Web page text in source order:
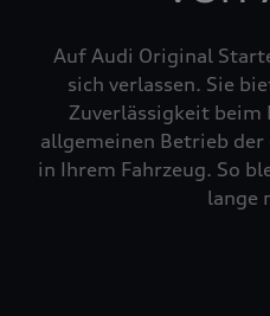
Auf Audi Original
sich verlassen. Sie
Zuverlässigkeit
allgemeinen Betrieb
in Ihrem Fahrzeug. So
lange